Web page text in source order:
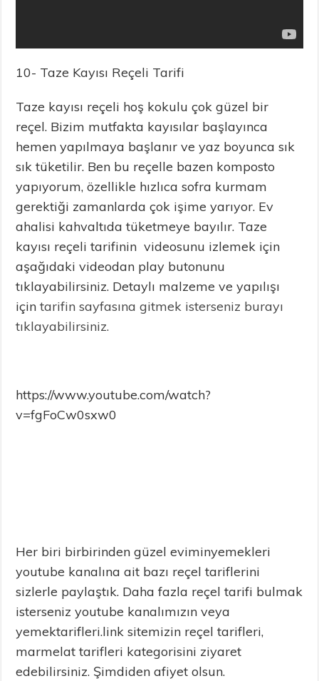
10- Taze Kayısı Reçeli Tarifi
Taze kayısı reçeli hoş kokulu çok güzel bir
reçel. Bizim mutfakta kayısılar başlayınca
hemen yapılmaya başlanır ve yaz boyunca sık
sık tüketilir. Ben bu reçelle bazen komposto
yapıyorum, özellikle hızlıca sofra kurmam
gerektiği zamanlarda çok işime yarıyor. Ev
ahalisi kahvaltıda tüketmeye bayılır. Taze
kayısı reçeli tarifinin videosunu izlemek için
aşağıdaki videodan play butonunu
tıklayabilirsiniz. Detaylı malzeme ve yapılışı
içintarifin sayfasına gitmek isterseniz burayı
tıklayabilirsiniz.
https://www.youtube.com/watch?
v=fgFoCw0sxw0
Her biri birbirinden güzel eviminyemekleri
youtube kanalına ait bazı reçel tariflerini
sizlerle paylaştık. Daha fazla reçel tarifi bulmak
isterseniz youtube kanalımızın veya
yemektarifleri.link sitemizin reçel tarifleri,
marmelat tarifleri kategorisini ziyaret
edebilirsiniz. Şimdiden afiyet olsun.